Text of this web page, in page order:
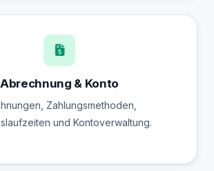
Abrechnung & Konto
Zahlungsmethoden,
und Kontoverwaltung.